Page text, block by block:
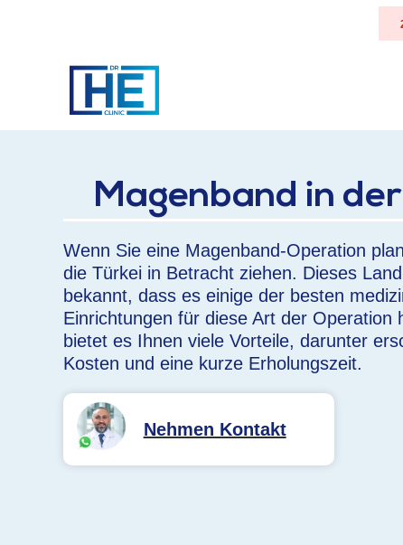
Magenband in
Wenn Sie eine Magenband-Operation
die Türkei in Betracht ziehen. Dieses
bekannt, dass es einige der besten
Einrichtungen für diese Art der Operation
bietet es Ihnen viele Vorteile, darunter
Kosten und eine kurze Erholungszeit.
Nehmen Kontakt